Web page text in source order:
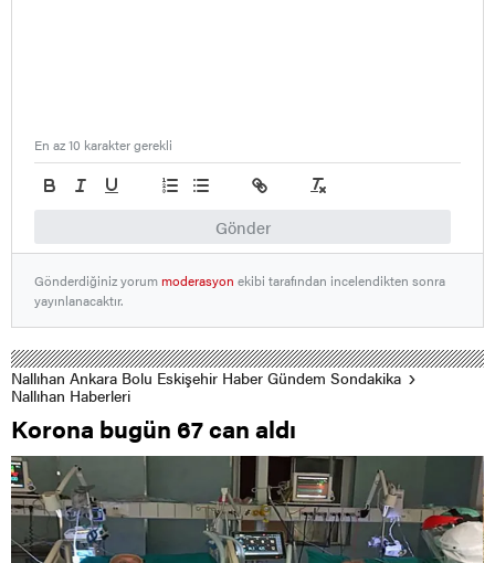
Gönder
En az 10 karakter gerekli
Gönderdiğiniz yorummoderasyon ekibi tarafından incelendikten sonra
yayınlanacaktır.
Nallıhan Ankara Bolu Eskişehir Haber Gündem Sondakika
Nallıhan Haberleri
Korona bugün 67 can aldı